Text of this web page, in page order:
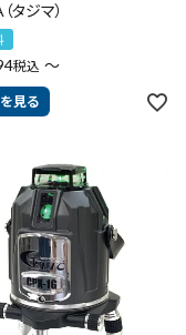
タジマ）
税込 〜
見る